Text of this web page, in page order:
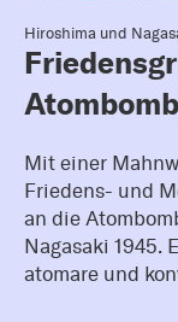
Hiroshima und
Mit einer
Friedens- und
an die
Nagasaki 1945.
atomare und